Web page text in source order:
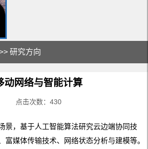
研究方向
动网络与智能计算
点击次数： 430
景，基于人工智能算法研究云边端协同技
富媒体传输技术、网络状态分析与建模等。